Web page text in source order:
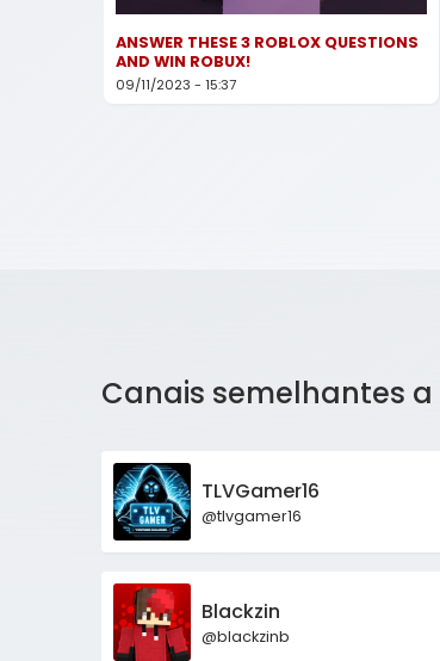
ANSWER THESE 3 ROBLOX QUESTIONS
AND WIN ROBUX!
09/11/2023 - 15:37
Canais semelhantes a
TLVGamer16
@tlvgamer16
Blackzin
@blackzinb